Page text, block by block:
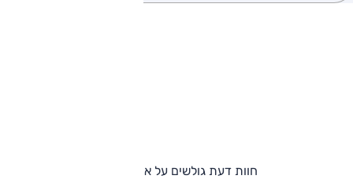
חוות דעת גולשים על אופל קומבו